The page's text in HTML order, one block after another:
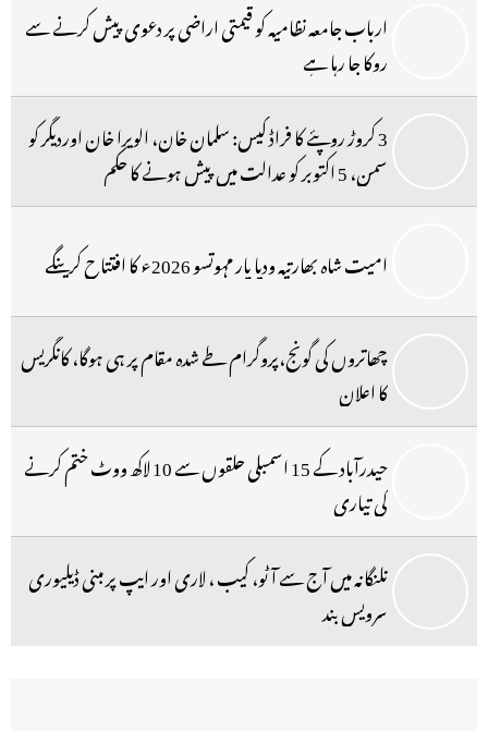
ارباب جامعہ نظامیہ کو قیمتی اراضی پر دعوی پیش کرنے سے
روکا جا رہا ہے
3 کروڑ روپئے کا فراڈ کیس: سلمان خان، الویرا خان اوردیگر کو
سمن، 5 اکتوبر کو عدالت میں پیش ہونے کا حکم
امیت شاہ بھارتیہ ودیا پار مہوتسو 2026ء کا افتتاح کرینگے
چھاتروں کی گونج،پروگرام طے شدہ مقام پر ہی ہوگا، کانگریس
کا اعلان
حیدرآباد کے 15 اسمبلی حلقوں سے 10 لاکھ ووٹ ختم کرنے
کی تیاری
تلنگانہ میں آج سے آٹو، کیب ، لاری اور ایپ پر مبنی ڈیلیوری
سرویس بند